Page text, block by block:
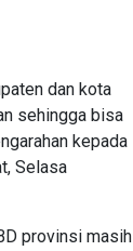
dan kota
sehingga bisa
kepada
Selasa
provinsi masih